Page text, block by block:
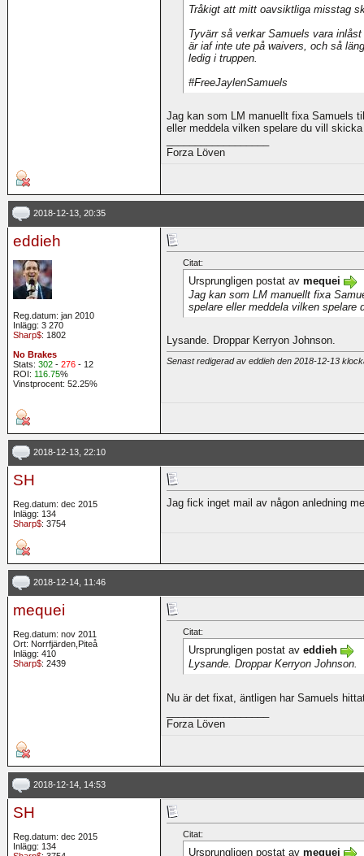
Tråkigt att mitt oavsiktliga misstag
Tyvärr så verkar Samuels vara
är iaf inte ute på waivers, och så
ledig i truppen.
#FreeJaylenSamuels
Jag kan som LM manuellt fixa Samuels
eller meddela vilken spelare du vill
Forza Löven
2018-12-13, 20:35
eddieh
Reg.datum: jan 2010
Inlägg: 3 270
Sharp$: 1802
No Brakes
Stats: 302 - 276 - 12
ROI: 116.75%
Vinstprocent: 52.25%
Citat:
Ursprungligen postat av mequei
Jag kan som LM manuellt fixa
spelare eller meddela vilken
Lysande. Droppar Kerryon Johnson.
Senast redigerad av eddieh den 2018-12-13
2018-12-13, 22:10
SH
Reg.datum: dec 2015
Inlägg: 134
Sharp$: 3754
Jag fick inget mail av någon anledning
2018-12-14, 11:46
mequei
Reg.datum: nov 2011
Ort: Norrfjärden,Piteå
Inlägg: 410
Sharp$: 2439
Citat:
Ursprungligen postat av eddieh
Lysande. Droppar Kerryon Johnson.
Nu är det fixat, äntligen har Samuels
Forza Löven
2018-12-14, 14:53
SH
Reg.datum: dec 2015
Inlägg: 134
Citat:
Ursprungligen postat av mequei